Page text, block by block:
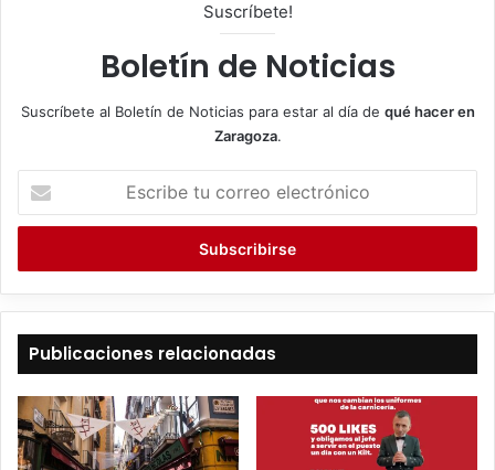
Suscríbete!
Boletín de Noticias
Suscríbete al Boletín de Noticias para estar al día de qué hacer en
Zaragoza.
c
i
b
o
r
r
Publicaciones relacionadas